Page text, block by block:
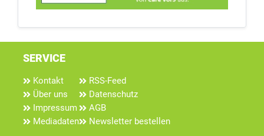
SERVICE
Kontakt
Über uns
Impressum
Mediadaten
RSS-Feed
Datenschutz
AGB
Newsletter bestellen